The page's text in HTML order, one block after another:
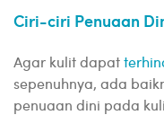
Ciri-ciri Penuaan
Agar kulit dapat
sepenuhnya, ada
penuaan dini pada